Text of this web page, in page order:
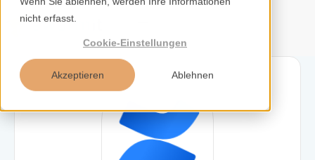
nicht erfasst.
Cookie-Einstellungen
Akzeptieren Ablehnen